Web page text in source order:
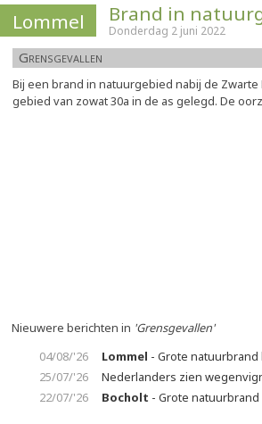
Lommel Brand in
Donderdag 2 juni 2022
Grensgevallen
Bij een brand in natuurgebied nabij de Zwarte
gebied van zowat 30a in de as gelegd. De
Nieuwere berichten in 'Grensgevallen'
04/08/'26
Lommel - Grote natuurbrand
25/07/'26
Nederlanders zien
22/07/'26
Bocholt - Grote